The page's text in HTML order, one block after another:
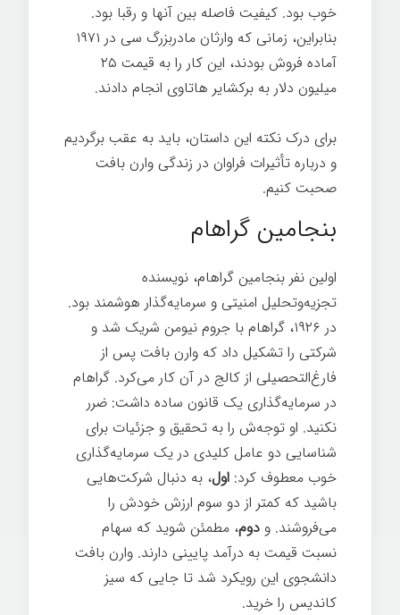
خوب بود. کیفیت فاصله بین آنها و رقبا بود.
بنابراین، زمانی که وارثان مادربزرگ سی در ۱۹۷۱
آماده فروش بودند، این کار را به قیمت ۲۵
میلیون دلار به برکشایر هاتاوی انجام دادند.
برای درک نکته این داستان، باید به عقب برگردیم
و درباره تأثیرات فراوان در زندگی وارن بافت
صحبت کنیم.
بنجامین گراهام
اولین نفر بنجامین گراهام، نویسنده
تجزیه‌وتحلیل امنیتی و سرمایه‌گذار هوشمند بود.
در ۱۹۲۶، گراهام با جروم نیومن شریک شد و
شرکتی را تشکیل داد که وارن بافت پس از
فارغ‌التحصیلی از کالج در آن کار می‌کرد. گراهام
در سرمایه‌گذاری یک قانون ساده داشت: ضرر
نکنید. او توجه‌ش را به تحقیق و جزئیات برای
شناسایی دو عامل کلیدی در یک سرمایه‌گذاری
خوب معطوف کرد: اول، به دنبال شرکت‌هایی
باشید که کمتر از دو سوم ارزش خودش را
می‌فروشند. و دوم، مطمئن شوید که سهام
نسبت قیمت به درآمد پایینی دارند. وارن بافت
دانشجوی این رویکرد شد تا جایی که سیز
کاندیس را خرید.